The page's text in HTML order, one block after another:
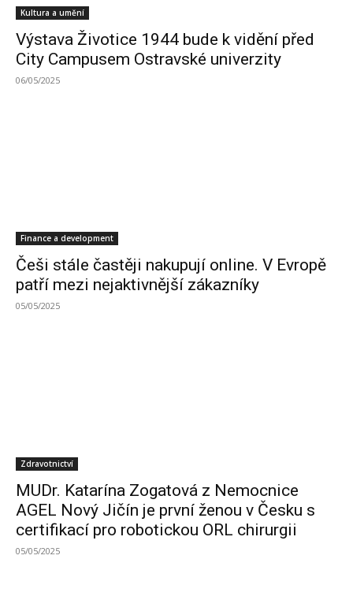
Kultura a umění
Výstava Životice 1944 bude k vidění před
City Campusem Ostravské univerzity
06/05/2025
Finance a development
Češi stále častěji nakupují online. V Evropě
patří mezi nejaktivnější zákazníky
05/05/2025
Zdravotnictví
MUDr. Katarína Zogatová z Nemocnice
AGEL Nový Jičín je první ženou v Česku s
certifikací pro robotickou ORL chirurgii
05/05/2025